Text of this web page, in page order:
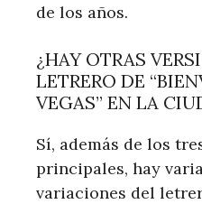
de ‌los años.
¿HAY OTRAS
LETRERO DE
VEGAS” EN LA
Sí, además de ‍los
principales,‌ hay​
variaciones del